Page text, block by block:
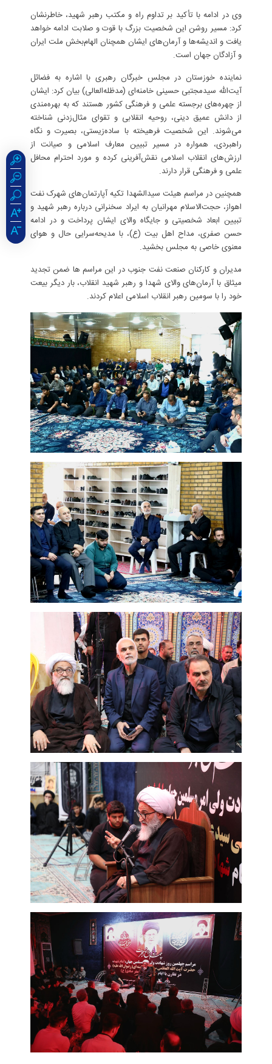
وی در ادامه با تأکید بر تداوم راه و مکتب رهبر شهید، خاطرنشان
کرد: مسیر روشن این شخصیت بزرگ با قوت و صلابت ادامه خواهد
یافت و اندیشه‌ها و آرمان‌های ایشان همچنان الهام‌بخش ملت ایران
و آزادگان جهان است.
نماینده خوزستان در مجلس خبرگان رهبری با اشاره به فضائل
آیت‌الله سیدمجتبی حسینی خامنه‌ای (مدظله‌العالی) بیان کرد: ایشان
از چهره‌های برجسته علمی و فرهنگی کشور هستند که به بهره‌مندی
از دانش عمیق دینی، روحیه انقلابی و تقوای مثال‌زدنی شناخته
می‌شوند. این شخصیت فرهیخته با ساده‌زیستی، بصیرت و نگاه
راهبردی، همواره در مسیر تبیین معارف اسلامی و صیانت از
ارزش‌های انقلاب اسلامی نقش‌آفرینی کرده و مورد احترام محافل
علمی و فرهنگی قرار دارند.
همچنین در مراسم هیئت سیدالشهدا تکیه آپارتمان‌های شهرک نفت
اهواز، حجت‌الاسلام مهرانیان به ایراد سخنرانی درباره رهبر شهید و
تبیین ابعاد شخصیتی و جایگاه والای ایشان پرداخت و در ادامه
حسن صفری، مداح اهل بیت (ع)، با مدیحه‌سرایی حال و هوای
معنوی خاصی به مجلس بخشید.
مدیران و کارکنان صنعت نفت جنوب در این مراسم ها ضمن تجدید
میثاق با آرمان‌های والای شهدا و رهبر شهید انقلاب، بار دیگر بیعت
خود را با سومین رهبر انقلاب اسلامی اعلام کردند.